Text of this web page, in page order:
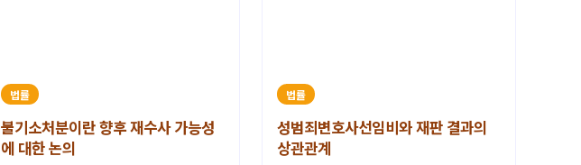
법률
불기소처분이란 향후 재수사 가능성
에 대한 논의
법률
성범죄변호사선임비와 재판 결과의
상관관계